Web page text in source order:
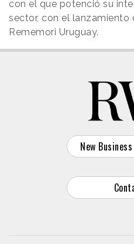
con el que potenció su
sector, con el lanzamiento
Rememori Uruguay.
New